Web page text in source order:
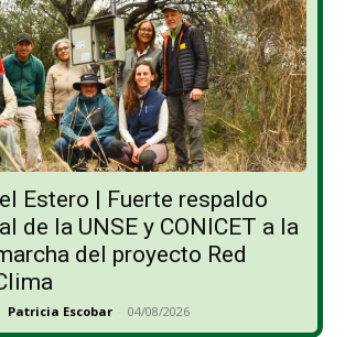
Estero | Fuerte respaldo
de la UNSE y CONICET a la
del proyecto Red
Patricia Escobar - 04/08/2026